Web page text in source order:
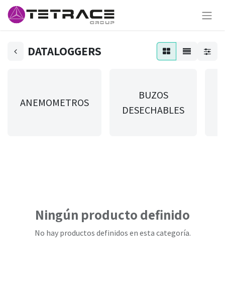
DATALOGGERS
ANEMOMETROS
BUZOS
DESECHABLES
Ningún producto definido
No hay productos definidos en esta categoría.